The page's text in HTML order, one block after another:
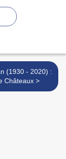
(1930 - 2020) :
Avis de Châteaux >